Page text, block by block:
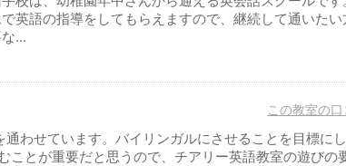
英語の指導をしてもらえますので、継続して通いた
...
この教室の
わせています。バイリンガルにさせることを目標にし
ことが重要だと思うので、チアリー英語教室の遊びの